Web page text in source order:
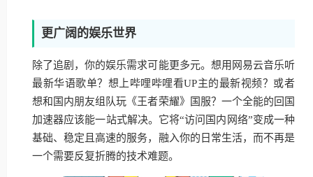
更广阔的娱乐世界
除了追剧，你的娱乐需求可能更多元。想用网易云音乐听
最新华语歌单？想上哔哩哔哩看UP主的最新视频？或者
想和国内朋友组队玩《王者荣耀》国服？一个全能的回国
加速器应该能一站式解决。它将“访问国内网络”变成一种
基础、稳定且高速的服务，融入你的日常生活，而不再是
一个需要反复折腾的技术难题。